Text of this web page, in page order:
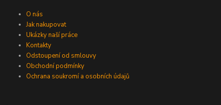
O nás
Jak nakupovat
Ukázky naší práce
Kontakty
Odstoupení od smlouvy
Obchodní podmínky
Ochrana soukromí a osobních údajů